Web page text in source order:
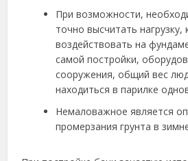
При возможности,
точно высчитать нагрузку,
воздействовать на
самой постройки,
сооружения, общий вес
находиться в парилке
Немаловажное является
промерзания грунта в